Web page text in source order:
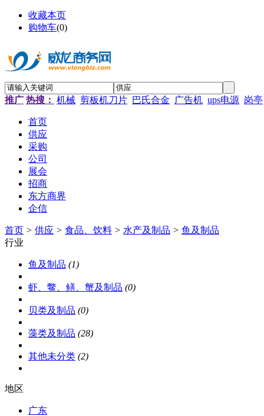
收藏本页
购物车(0)
推广 热搜： 机械 剪板机刀片 巴氏合金 广告机 ups电源 岗亭
首页
供应
采购
公司
展会
招商
东方商界
企信
首页 > 供应 > 食品、饮料 > 水产及制品 > 鱼及制品
行业
鱼及制品 (1)
虾、鳖、鳝、蟹及制品 (0)
贝类及制品 (0)
藻类及制品 (28)
其他未分类 (2)
地区
广东